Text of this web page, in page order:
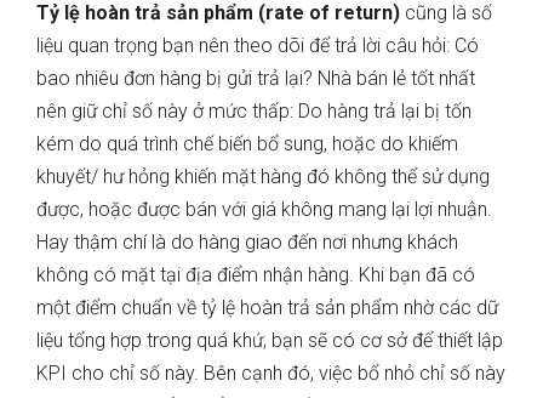
Tỷ lệ hoàn trả sản phẩm (rate of return) cũng là số
liệu quan trọng bạn nên theo dõi để trả lời câu hỏi: Có
bao nhiêu đơn hàng bị gửi trả lại? Nhà bán lẻ tốt nhất
nên giữ chỉ số này ở mức thấp: Do hàng trả lại bị tốn
kém do quá trình chế biến bổ sung, hoặc do khiếm
khuyết/ hư hỏng khiến mặt hàng đó không thể sử dụng
được, hoặc được bán với giá không mang lại lợi nhuận.
Hay thậm chí là do hàng giao đến nơi nhưng khách
không có mặt tại địa điểm nhận hàng. Khi bạn đã có
một điểm chuẩn về tỷ lệ hoàn trả sản phẩm nhờ các dữ
liệu tổng hợp trong quá khứ, bạn sẽ có cơ sở để thiết lập
KPI cho chỉ số này. Bên cạnh đó, việc bổ nhỏ chỉ số này